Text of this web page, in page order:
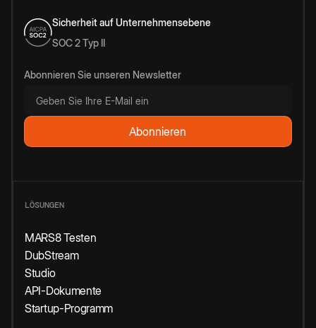
Sicherheit auf Unternehmensebene
SOC 2 Typ II
Abonnieren Sie unseren Newsletter
LÖSUNGEN
MARS8 Testen
DubStream
Studio
API-Dokumente
Startup-Programm